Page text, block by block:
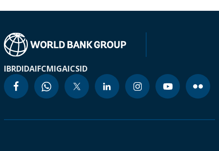
IBRDIDAIFCMIGAICSID